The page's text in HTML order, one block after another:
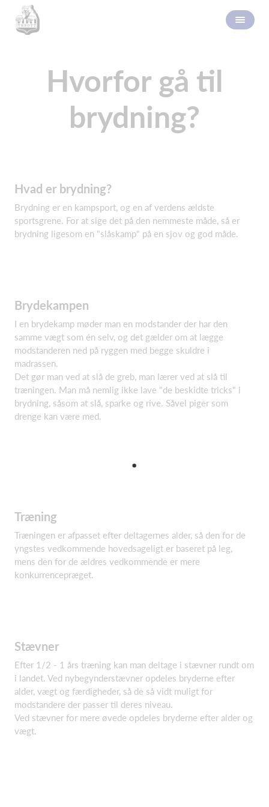
Hvorfor gå til
brydning?
Hvad er brydning?
Brydning er en kampsport, og en af verdens ældste
sportsgrene. For at sige det på den nemmeste måde, så er
brydning ligesom en "slåskamp" på en sjov og god måde.
Brydekampen
I en brydekamp møder man en modstander der har den
samme vægt som én selv, og det gælder om at lægge
modstanderen ned på ryggen med begge skuldre i
madrassen.
Det gør man ved at slå de greb, man lærer ved at slå til
træningen. Man må nemlig ikke lave "de beskidte tricks" i
brydning, såsom at slå, sparke og rive. Såvel piger som
drenge kan være med.
Træning
Træningen er afpasset efter deltagernes alder, så den for de
yngstes vedkommende hovedsageligt er baseret på leg,
mens den for de ældres vedkommende er mere
konkurrencepræget.
Stævner
Efter 1/2 - 1 års træning kan man deltage i stævner rundt om
i landet. Ved nybegynderstævner opdeles bryderne efter
alder, vægt og færdigheder, så de så vidt muligt for
modstandere der passer til deres niveau.
Ved stævner for mere øvede opdeles bryderne efter alder og
vægt.